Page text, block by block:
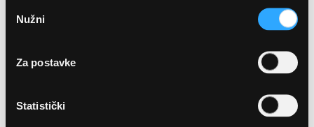
pristanka
Nužni
Za postavke
Statistički